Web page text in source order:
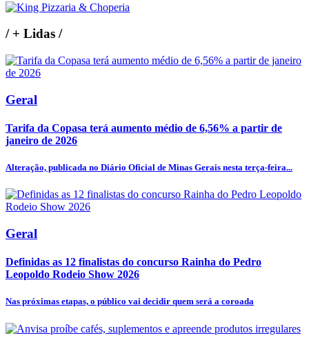
/+ Lidas /
Geral
Tarifa da Copasa terá aumento médio de 6,56% a partir de
janeiro de 2026
Alteração, publicada no Diário Oficial de Minas Gerais nesta terça-feira...
Geral
Definidas as 12 finalistas do concurso Rainha do Pedro
Leopoldo Rodeio Show 2026
Nas próximas etapas, o público vai decidir quem será a coroada